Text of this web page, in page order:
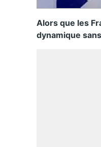
Alors que les
dynamique